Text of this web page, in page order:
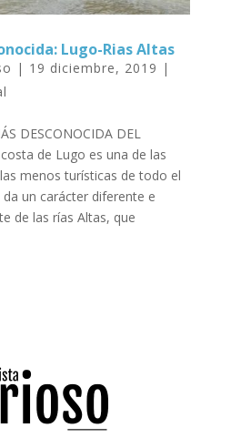
Lugo-Rias Altas
| 19 diciembre, 2019 |
DESCONOCIDA DEL
de Lugo es una de las
menos turísticas de todo el
un carácter diferente e
de las rías Altas, que